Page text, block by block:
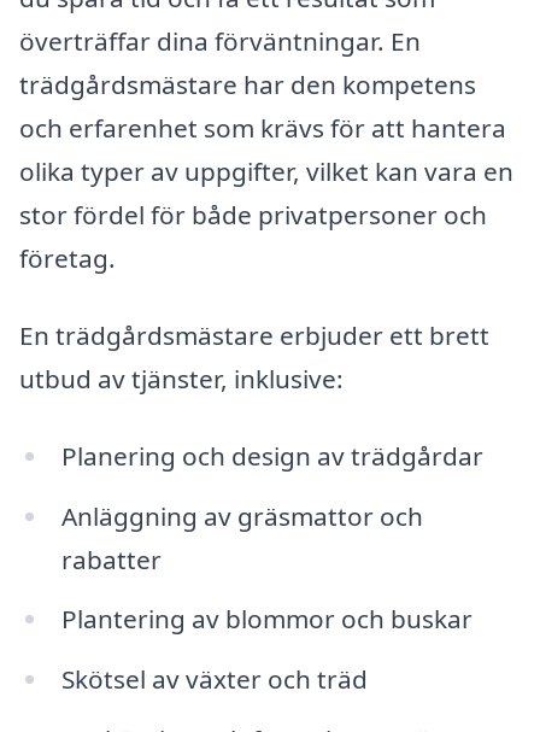
överträffar dina förväntningar. En
trädgårdsmästare har den kompetens
och erfarenhet som krävs för att hantera
olika typer av uppgifter, vilket kan vara en
stor fördel för både privatpersoner och
företag.
En trädgårdsmästare erbjuder ett brett
utbud av tjänster, inklusive:
Planering och design av trädgårdar
Anläggning av gräsmattor och
rabatter
Plantering av blommor och buskar
Skötsel av växter och träd